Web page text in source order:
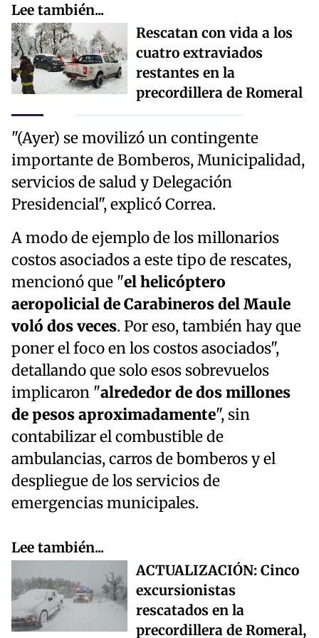
Lee también...
Rescatan con vida a los
cuatro extraviados
restantes en la
precordillera de Romeral
"(Ayer) se movilizó un contingente
importante de Bomberos, Municipalidad,
servicios de salud y Delegación
Presidencial", explicó Correa.
A modo de ejemplo de los millonarios
costos asociados a este tipo de rescates,
mencionó que "el helicóptero
aeropolicial de Carabineros del Maule
voló dos veces. Por eso, también hay que
poner el foco en los costos asociados",
detallando que solo esos sobrevuelos
implicaron "alrededor de dos millones
de pesos aproximadamente", sin
contabilizar el combustible de
ambulancias, carros de bomberos y el
despliegue de los servicios de
emergencias municipales.
Lee también...
ACTUALIZACIÓN: Cinco
excursionistas
rescatados en la
precordillera de Romeral,